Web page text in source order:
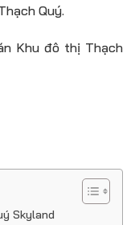
Quý.
Khu đô thị Thạch
Skyland